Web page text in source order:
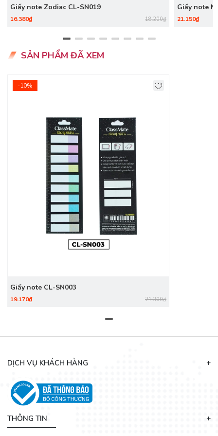
Giấy note Zodiac CL-SN019
16.380₫ 18.200₫
Giấy note
21.150₫
SẢN PHẨM ĐÃ XEM
-10%
Giấy note CL-SN003
19.170₫ 21.300₫
DỊCH VỤ KHÁCH HÀNG
THÔNG TIN